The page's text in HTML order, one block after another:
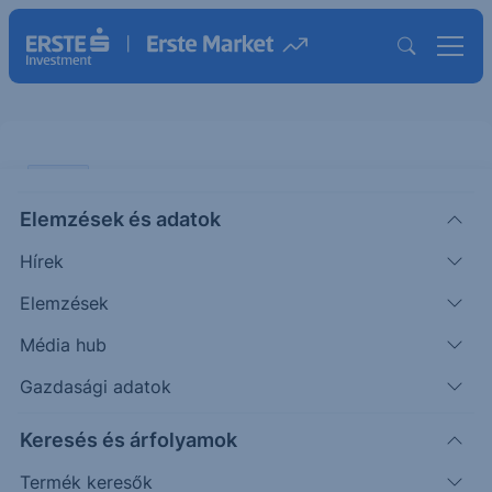
Elemzések és adatok
Hírek
Elemzések
Média hub
Gazdasági adatok
Keresés és árfolyamok
Termék keresők
prognosztizált rövid kamatszint
különböző időtávokon a határidős
kamatláb-megállapodások
alapján